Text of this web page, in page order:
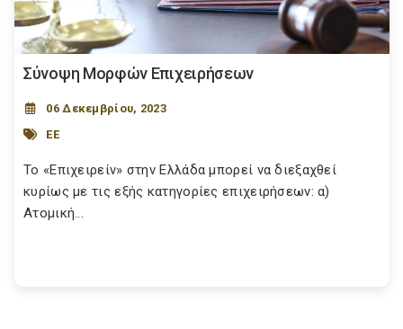
Σύνοψη Μορφών Επιχειρήσεων
06 Δεκεμβρίου, 2023
ΕΕ
Το «Επιχειρείν» στην Ελλάδα μπορεί να διεξαχθεί
κυρίως με τις εξής κατηγορίες επιχειρήσεων: α)
Ατομική...